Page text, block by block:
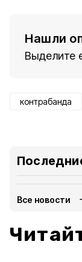
Нашли
Выделите
контрабанда
Все новости